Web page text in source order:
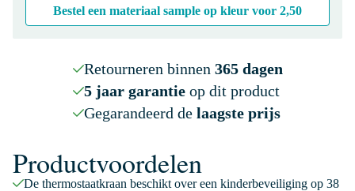
Bestel een materiaal sample op kleur voor 2,50
Retourneren binnen 365 dagen
5 jaar garantieop dit product
Gegarandeerd de laagste prijs
Productvoordelen
De thermostaatkraan beschikt over een kinderbeveiliging op 38